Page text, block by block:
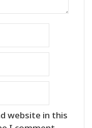
website in this